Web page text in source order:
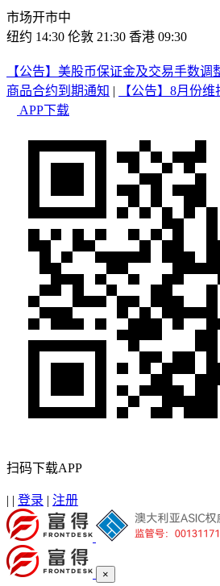
市场开市中
纽约 14:30 伦敦 21:30 香港 09:30
【公告】美股币保证金及交易手数调
商品合约到期通知 |
【公告】8月份
APP下载
扫码下载APP
| | 登录 | 注册
×